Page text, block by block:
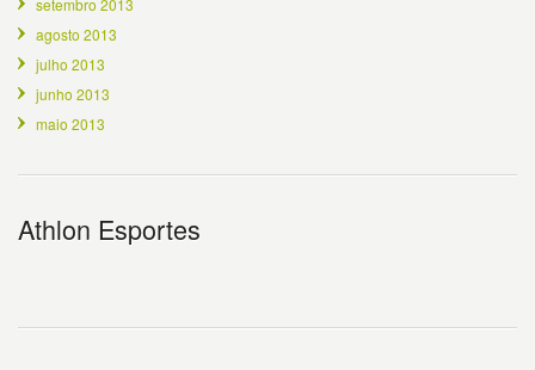
setembro 2013
agosto 2013
julho 2013
junho 2013
maio 2013
Athlon Esportes